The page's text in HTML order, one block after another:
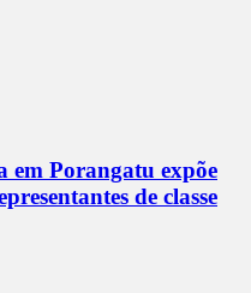
em Porangatu expõe
de classe